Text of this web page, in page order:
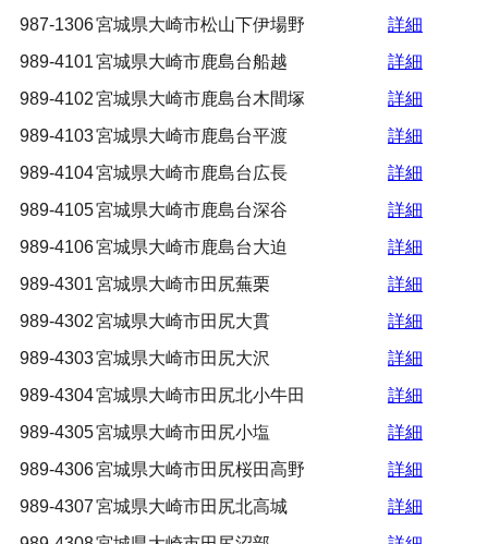
987-1306宮城県大崎市松山下伊場野
詳細
989-4101宮城県大崎市鹿島台船越
詳細
989-4102宮城県大崎市鹿島台木間塚
詳細
989-4103宮城県大崎市鹿島台平渡
詳細
989-4104宮城県大崎市鹿島台広長
詳細
989-4105宮城県大崎市鹿島台深谷
詳細
989-4106宮城県大崎市鹿島台大迫
詳細
989-4301宮城県大崎市田尻蕪栗
詳細
989-4302宮城県大崎市田尻大貫
詳細
989-4303宮城県大崎市田尻大沢
詳細
989-4304宮城県大崎市田尻北小牛田
詳細
989-4305宮城県大崎市田尻小塩
詳細
989-4306宮城県大崎市田尻桜田高野
詳細
989-4307宮城県大崎市田尻北高城
詳細